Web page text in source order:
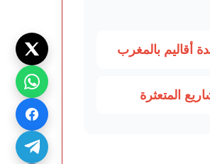
المتعثرة